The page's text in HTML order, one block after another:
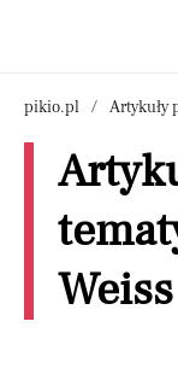
pikio.pl Artykuły
Weiss